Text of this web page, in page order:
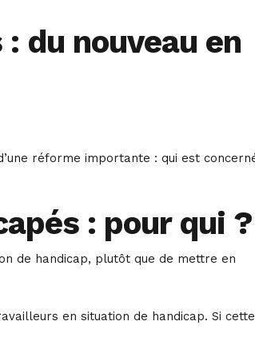
du nouveau en
réforme importante : qui est
: pour qui ?
de handicap, plutôt que de mettre en
en situation de handicap. Si cette